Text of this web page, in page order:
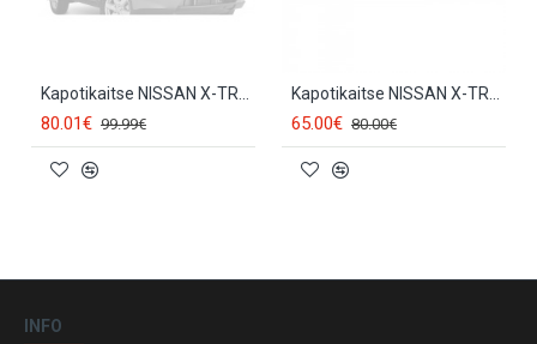
Kapotikaitse NISSAN X-TRAIL II (2007-2014) EGR
80.01€ 99.99€
Kapotikaitse NISSAN X-TRAIL (2010-2014) SCOUTT
65.00€ 80.00€
INFO